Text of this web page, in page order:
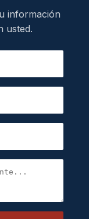
información
usted.